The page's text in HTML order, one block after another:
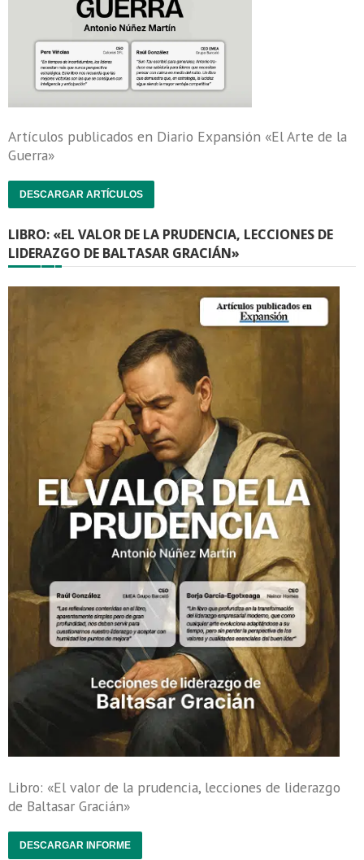
Artículos publicados en Diario Expansión «El Arte de la
Guerra»
DESCARGAR ARTÍCULOS
LIBRO: «EL VALOR DE LA PRUDENCIA, LECCIONES DE
LIDERAZGO DE BALTASAR GRACIÁN»
Libro: «El valor de la prudencia, lecciones de liderazgo
de Baltasar Gracián»
DESCARGAR INFORME